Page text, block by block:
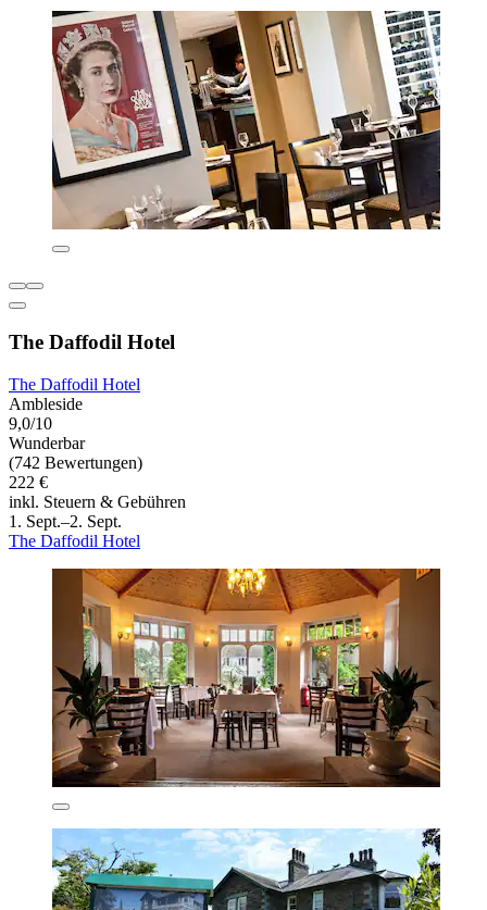
The Daffodil Hotel
The Daffodil Hotel
Ambleside
9,0/10
Wunderbar
(742 Bewertungen)
222 €
inkl. Steuern & Gebühren
1. Sept.–2. Sept.
The Daffodil Hotel